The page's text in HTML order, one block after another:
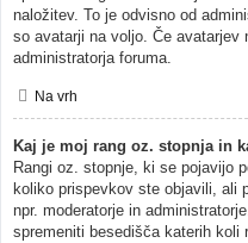
naložitev. To je odvisno od
so avatarji na voljo. Če avatarjev
administratorja foruma.
Na vrh
Kaj je moj rang oz. stopnja in
Rangi oz. stopnje, ki se pojavijo
koliko prispevkov ste objavili, ali
npr. moderatorje in
spremeniti besedišča katerih koli